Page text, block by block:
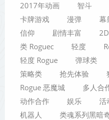
2017年动画
智斗
卡牌游戏
漫弹 幕
信仰
剧情丰富
类 Roguec
轻度
轻度 Rogue
弹球类
策略类
抢先体验
Rogue 恶魔城
多人合
动作合作
娱乐 活
机器人
类魂系列黑暗